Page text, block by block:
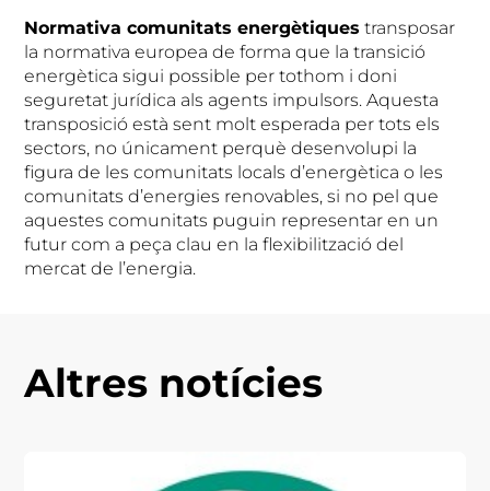
Normativa comunitats energètiques transposar
la normativa europea de forma que la transició
energètica sigui possible per tothom i doni
seguretat jurídica als agents impulsors. Aquesta
transposició està sent molt esperada per tots els
sectors, no únicament perquè desenvolupi la
figura de les comunitats locals d’energètica o les
comunitats d’energies renovables, si no pel que
aquestes comunitats puguin representar en un
futur com a peça clau en la flexibilització del
mercat de l’energia.
Altres notícies